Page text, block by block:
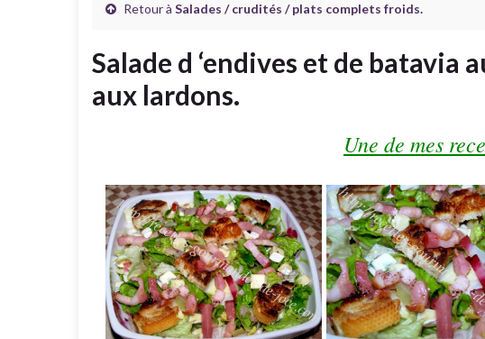
Retour à Salades / crudités / plats complets froids.
Salade d ‘endives et de batavia
aux lardons.
Une de mes